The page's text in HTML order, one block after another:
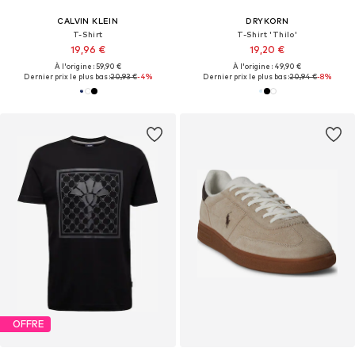
CALVIN KLEIN
T-Shirt
19,96 €
À l'origine : 59,90 €
Dernier prix le plus bas :20,93 €-4%
DRYKORN
T-Shirt 'Thilo'
19,20 €
À l'origine : 49,90 €
Dernier prix le plus bas :20,94 €-8%
OFFRE